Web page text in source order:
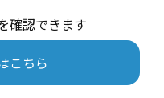
確認できます
こちら